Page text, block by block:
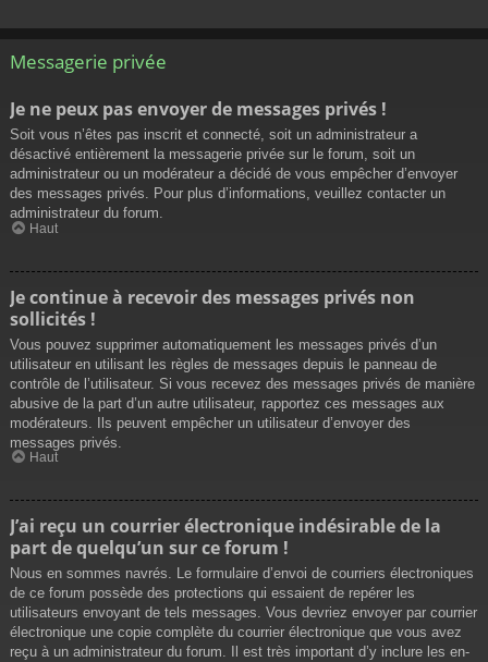
Messagerie privée
Je ne peux pas envoyer de messages privés !
Soit vous n’êtes pas inscrit et connecté, soit un administrateur a
désactivé entièrement la messagerie privée sur le forum, soit un
administrateur ou un modérateur a décidé de vous empêcher d’envoyer
des messages privés. Pour plus d’informations, veuillez contacter un
administrateur du forum.
Haut
Je continue à recevoir des messages privés non
sollicités !
Vous pouvez supprimer automatiquement les messages privés d’un
utilisateur en utilisant les règles de messages depuis le panneau de
contrôle de l’utilisateur. Si vous recevez des messages privés de manière
abusive de la part d’un autre utilisateur, rapportez ces messages aux
modérateurs. Ils peuvent empêcher un utilisateur d’envoyer des
messages privés.
Haut
J’ai reçu un courrier électronique indésirable de la
part de quelqu’un sur ce forum !
Nous en sommes navrés. Le formulaire d’envoi de courriers électroniques
de ce forum possède des protections qui essaient de repérer les
utilisateurs envoyant de tels messages. Vous devriez envoyer par courrier
électronique une copie complète du courrier électronique que vous avez
reçu à un administrateur du forum. Il est très important d’y inclure les en-